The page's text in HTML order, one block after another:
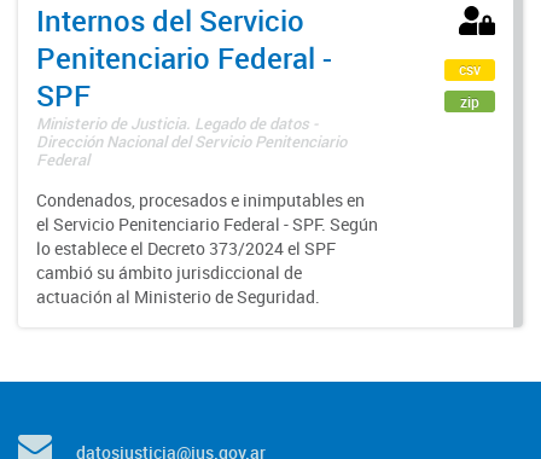
Internos del Servicio
Penitenciario Federal -
SPF
Ministerio de Justicia. Legado de datos -
Dirección Nacional del Servicio Penitenciario
Federal
Condenados, procesados e inimputables en
el Servicio Penitenciario Federal - SPF. Según
lo establece el Decreto 373/2024 el SPF
cambió su ámbito jurisdiccional de
actuación al Ministerio de Seguridad.
csv
zip
datosjusticia@jus.gov.ar